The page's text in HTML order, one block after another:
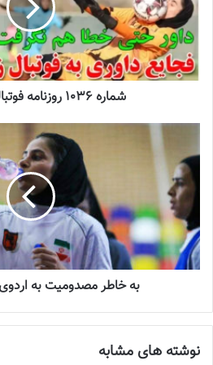
زنان
2023-12-24
دعوت آزمون از 30 بازیکن به اردوی تیم ملی
آینده درخشانی
2022-12-10
راحله رفیعی زاده با اشاره به اینکه
اظهار داشت: سرمربی تیم نفت همان
بازیکنان قبلا هم تیمی بوده ام و بازی
الزورا عراق و نفط شمال عراق را دارد
شماره 1036 روزنامه فوتبالز منتشر شد
به خاطر مصدومیت به
نوشته های مشابه